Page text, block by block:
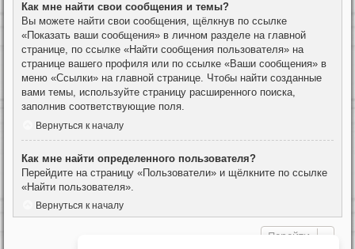
Как мне найти свои сообщения и темы?
Вы можете найти свои сообщения, щёлкнув по ссылке
«Показать ваши сообщения» в личном разделе на главной
странице, по ссылке «Найти сообщения пользователя» на
странице вашего профиля или по ссылке «Ваши сообщения» в
меню «Ссылки» на главной странице. Чтобы найти созданные
вами темы, используйте страницу расширенного поиска,
заполнив соответствующие поля.
Вернуться к началу
Как мне найти определенного пользователя?
Перейдите на страницу «Пользователи» и щёлкните по ссылке
«Найти пользователя».
Вернуться к началу
Перейти